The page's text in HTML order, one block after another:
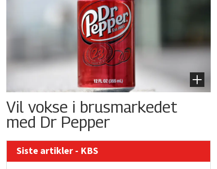
Vil vokse i brusmarkedet
med Dr Pepper
Siste artikler - KBS